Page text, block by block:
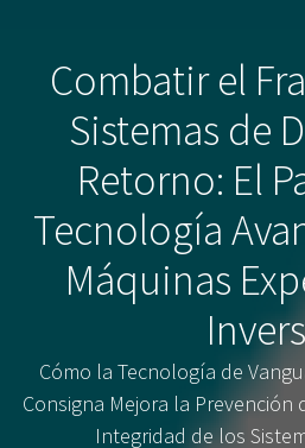
Combatir el
Sistemas de
Retorno: El
Tecnología
Máquinas
Cómo la Tecnología de
Consigna Mejora la Prevención
Integridad de los